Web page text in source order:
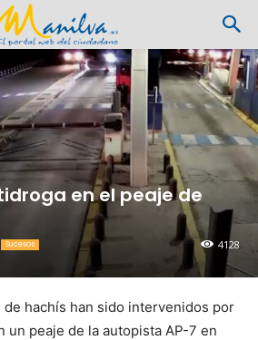
en el peaje de
4128
Sucesos
hachís han sido intervenidos por
un peaje de la autopista AP-7 en